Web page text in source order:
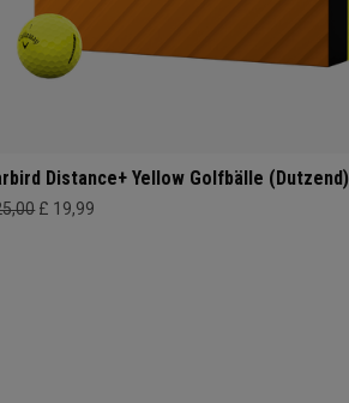
Distance+ Yellow Golfbälle (Dutzend)
£ 19,99